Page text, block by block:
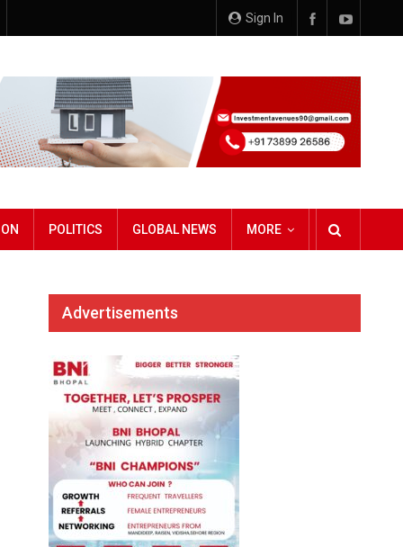
Sign In
POLITICS GLOBAL NEWS MORE
Advertisements